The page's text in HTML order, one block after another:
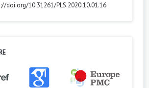
doi.org/10.31261/PLS.2020.10.01.16